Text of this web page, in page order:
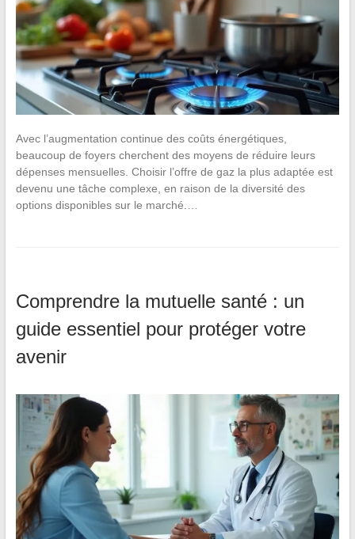
Avec l’augmentation continue des coûts énergétiques,
beaucoup de foyers cherchent des moyens de réduire leurs
dépenses mensuelles. Choisir l’offre de gaz la plus adaptée est
devenu une tâche complexe, en raison de la diversité des
options disponibles sur le marché.…
Comprendre la mutuelle santé : un
guide essentiel pour protéger votre
avenir